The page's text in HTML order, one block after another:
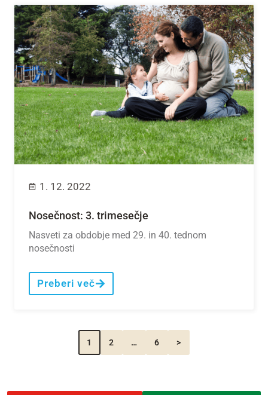
1. 12. 2022
Nosečnost: 3. trimesečje
Nasveti za obdobje med 29. in 40. tednom
nosečnosti
Preberi več
1 2 … 6 >